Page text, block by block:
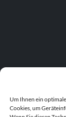
Um Ihnen ein
Cookies, um